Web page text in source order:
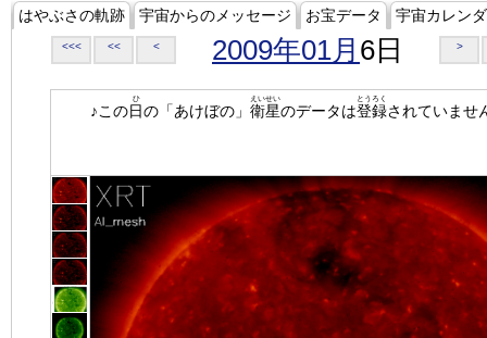
はやぶさの軌跡 宇宙からのメッセージ お宝データ 宇宙カレン
<<< << < 2009年01月 6日 >
♪この日
ひ
の「あけぼの」 衛星
えいせい
のデータは登録
とうろく
されていませ